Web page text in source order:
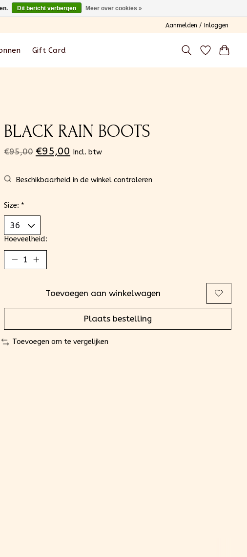
Aanmelden / Inloggen
Gift Card
BLACK RAIN BOOTS
€95,00 €95,00 Incl. btw
Beschikbaarheid in de winkel controleren
Size: *
Hoeveelheid:
Toevoegen aan winkelwagen
Plaats bestelling
Toevoegen om te vergelijken
Dit bericht verbergen Meer over cookies »